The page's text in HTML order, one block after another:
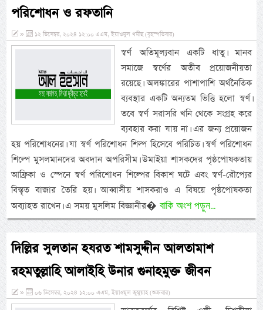
পরিশোধন ও রফতানি
» ১২ ডিসেম্বর, ২০২৪ ১২:০০ এএম, ইয়াওমুল খমীছ (বৃহস্পতিবার)
স্বর্ণ অতিমূল্যবান একটি ধাতু। মানব
সমাজে স্বর্ণের অতীব প্রয়োজনীয়তা
রয়েছে। অলঙ্কারের পাশাপাশি অর্থনৈতিক
ব্যবস্থার একটি অন্যতম ভিত্তি হলো স্বর্ণ।
তবে স্বর্ণ সরাসরি খনি থেকে সংগ্রহ করে
ব্যবহার করা যায় না। এর জন্য প্রয়োজন
হয় পরিশোধনের। যা স্বর্ণ পরিশোধন শিল্প হিসেবে পরিচিত। স্বর্ণ পরিশোধন
শিল্পে মুসলমানদের অবদান অপরিসীম। উমাইয়া শাসকদের পৃষ্ঠপোষকতায়
আফ্রিকা ও স্পেনে স্বর্ণ পরিশোধন শিল্পের বিকাশ ঘটে এবং স্বর্ণ-রৌপ্যের
বিস্তৃত বাজার তৈরি হয়। আব্বাসীয় শাসকরাও এ বিষয়ে পৃষ্ঠপোষকতা
অব্যাহত রাখেন। এ সময় মুসলিম বিজ্ঞানীর�বাকি অংশ পড়ুন...
দিল্লির সুলতান হযরত শামসুদ্দীন আলতামাশ
রহমতুল্লাহি আলাইহি উনার গুনাহমুক্ত জীবন
» ০৬ ডিসেম্বর, ২০২৪ ১২:০০ এএম, ইয়াওমুল জুমুয়াহ (শুক্রবার)